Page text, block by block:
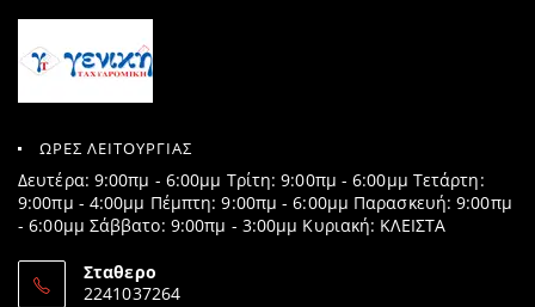
ΩΡΕΣ ΛΕΙΤΟΥΡΓΙΑΣ
Δευτέρα: 9:00πμ - 6:00μμ Τρίτη: 9:00πμ - 6:00μμ Τετάρτη:
9:00πμ - 4:00μμ Πέμπτη: 9:00πμ - 6:00μμ Παρασκευή: 9:00πμ
- 6:00μμ Σάββατο: 9:00πμ - 3:00μμ Κυριακή: ΚΛΕΙΣΤΑ
Σταθερο
2241037264